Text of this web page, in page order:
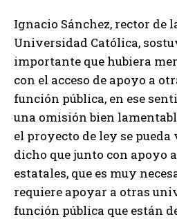
Ignacio Sánchez, rector de
Universidad Católica,
importante que hubiera
con el acceso de apoyo a
función pública, en ese
una omisión bien
el proyecto de ley se pueda
dicho que junto con apoyo
estatales, que es muy
requiere apoyar a otras
función pública que están